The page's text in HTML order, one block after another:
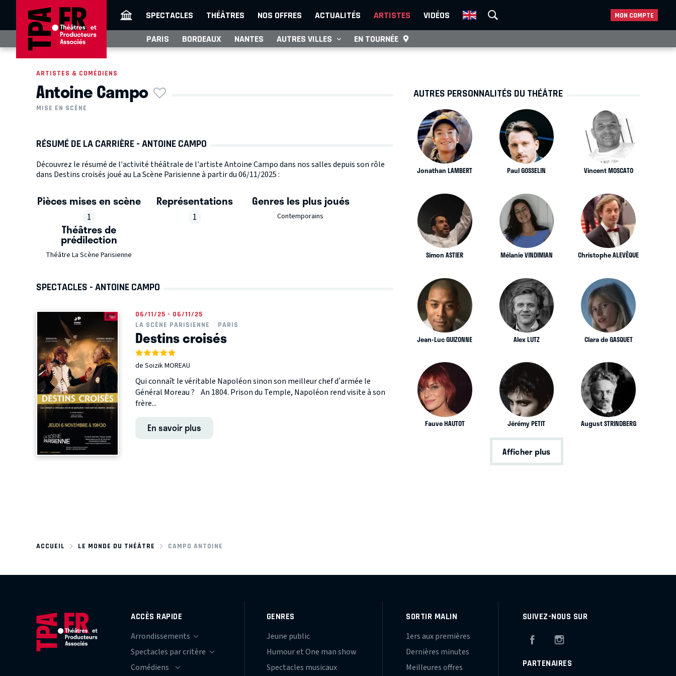
SPECTACLES THÉÂTRES NOS OFFRES ACTUALITÉS ARTISTES VIDÉOS MON COMPTE
PARIS BORDEAUX NANTES AUTRES VILLES EN TOURNÉE
ARTISTES & COMÉDIENS
Antoine Campo
MISE EN SCÈNE
RÉSUMÉ DE LA CARRIÈRE - ANTOINE CAMPO
Découvrez le résumé de l'activité théâtrale de l'artiste Antoine Campo dans nos salles depuis son rôle
dans Destins croisés joué au La Scène Parisienne à partir du 06/11/2025 :
Pièces mises en scène
1
Représentations
1
Genres les plus joués
Contemporains
Théâtres de
prédilection
Théâtre La Scène Parisienne
SPECTACLES - ANTOINE CAMPO
06/11/25 - 06/11/25
LA SCÈNE PARISIENNE
PARIS
Destins croisés
de Soizik MOREAU
Qui connaît le véritable Napoléon sinon son meilleur chef d’armée le
Général Moreau ? An 1804. Prison du Temple, Napoléon rend visite à son
frère...
En savoir plus
AUTRES PERSONNALITÉS DU THÉÂTRE
Jonathan LAMBERT Paul GOSSELIN Vincent MOSCATO
Simon ASTIER Mélanie VINDIMIAN Christophe ALEVÊQUE
Jean-Luc GUIZONNE Alex LUTZ Clara de GASQUET
Fauve HAUTOT Jérémy PETIT August STRINDBERG
Afficher plus
ACCUEIL LE MONDE DU THÉÂTRE CAMPO ANTOINE
ACCÈS RAPIDE GENRES
Jeune public
Humour et One man show
Spectacles musicaux
SORTIR MALIN
1ers aux premières
Dernières minutes
Meilleures offres
SUIVEZ-NOUS SUR
Facebook
PARTENAIRES